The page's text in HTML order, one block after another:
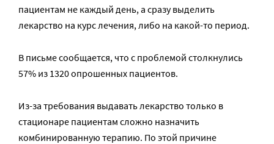
пациентам не каждый день, а сразу выделить
лекарство на курс лечения, либо на какой-то период.
В письме сообщается, что с проблемой столкнулись
57% из 1320 опрошенных пациентов.
Из-за требования выдавать лекарство только в
стационаре пациентам сложно назначить
комбинированную терапию. По этой причине